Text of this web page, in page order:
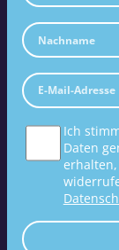
Ich
Daten